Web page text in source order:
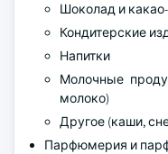
Шоколад и
Кондитерские
Напитки
Молочные
молоко)
Другое (каши,
Парфюмерия и